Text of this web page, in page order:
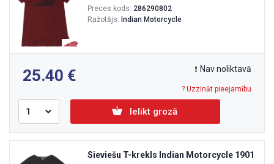
Preces kods: 286290802
Ražotājs: Indian Motorcycle
25.40 Nav noliktavā
? Uzzināt pieejamību
Ielikt grozā
Sieviešu T-krekls Indian Motorcycle 1901